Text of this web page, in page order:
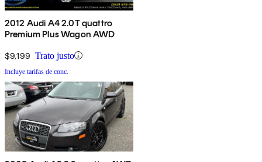
2012 Audi A4 2.0T quattro
Premium Plus Wagon AWD
$9,199 Trato justo
Incluye tarifas de conc.